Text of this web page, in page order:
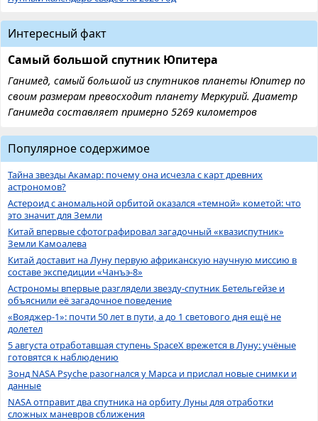
Интересный факт
Самый большой спутник Юпитера
Ганимед, самый большой из спутников планеты Юпитер по
своим размерам превосходит планету Меркурий. Диаметр
Ганимеда составляет примерно 5269 километров
Популярное содержимое
Тайна звезды Акамар: почему она исчезла с карт древних
астрономов?
Астероид с аномальной орбитой оказался «темной» кометой: что
это значит для Земли
Китай впервые сфотографировал загадочный «квазиспутник»
Земли Камоалева
Китай доставит на Луну первую африканскую научную миссию в
составе экспедиции «Чанъэ-8»
Астрономы впервые разглядели звезду-спутник Бетельгейзе и
объяснили её загадочное поведение
«Вояджер-1»: почти 50 лет в пути, а до 1 светового дня ещё не
долетел
5 августа отработавшая ступень SpaceX врежется в Луну: учёные
готовятся к наблюдению
Зонд NASA Psyche разогнался у Марса и прислал новые снимки и
данные
NASA отправит два спутника на орбиту Луны для отработки
сложных маневров сближения